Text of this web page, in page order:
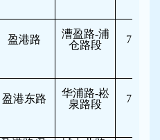
盈港路
漕盈路-浦
仓路段
7:30-
盈港东路
华浦路-崧
泉路段
7:30-